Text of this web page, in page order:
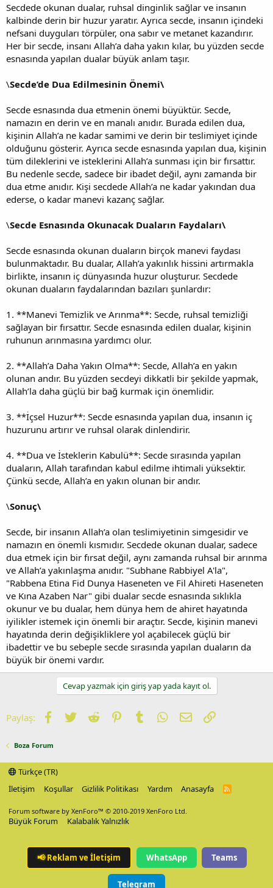
Secdede okunan dualar, ruhsal dinginlik sağlar ve insanın
kalbinde derin bir huzur yaratır. Ayrıca secde, insanın içindeki
nefsani duyguları törpüler, ona sabır ve metanet kazandırır.
Her bir secde, insanı Allah’a daha yakın kılar, bu yüzden secde
esnasında yapılan dualar büyük anlam taşır.
\Secde’de Dua Edilmesinin Önemi\
Secde esnasında dua etmenin önemi büyüktür. Secde,
namazın en derin ve en manalı anıdır. Burada edilen dua,
kişinin Allah’a ne kadar samimi ve derin bir teslimiyet içinde
olduğunu gösterir. Ayrıca secde esnasında yapılan dua, kişinin
tüm dileklerini ve isteklerini Allah’a sunması için bir fırsattır.
Bu nedenle secde, sadece bir ibadet değil, aynı zamanda bir
dua etme anıdır. Kişi secdede Allah’a ne kadar yakından dua
ederse, o kadar manevi kazanç sağlar.
\Secde Esnasında Okunacak Duaların Faydaları\
Secde esnasında okunan duaların birçok manevi faydası
bulunmaktadır. Bu dualar, Allah’a yakınlık hissini artırmakla
birlikte, insanın iç dünyasında huzur oluşturur. Secdede
okunan duaların faydalarından bazıları şunlardır:
1. **Manevi Temizlik ve Arınma**: Secde, ruhsal temizliği
sağlayan bir fırsattır. Secde esnasında edilen dualar, kişinin
ruhunun arınmasına yardımcı olur.
2. **Allah’a Daha Yakın Olma**: Secde, Allah’a en yakın
olunan andır. Bu yüzden secdeyi dikkatli bir şekilde yapmak,
Allah’la daha güçlü bir bağ kurmak için önemlidir.
3. **İçsel Huzur**: Secde esnasında yapılan dua, insanın iç
huzurunu artırır ve ruhsal olarak dinlendirir.
4. **Dua ve İsteklerin Kabulü**: Secde sırasında yapılan
duaların, Allah tarafından kabul edilme ihtimali yüksektir.
Çünkü secde, Allah’a en yakın olunan bir andır.
\Sonuç\
Secde, bir insanın Allah’a olan teslimiyetinin simgesidir ve
namazın en önemli kısmıdır. Secdede okunan dualar, sadece
dua etmek için bir fırsat değil, aynı zamanda ruhsal bir arınma
ve Allah’a yakınlaşma anıdır. "Subhane Rabbiyel A'la",
"Rabbena Etina Fid Dunya Haseneten ve Fil Ahireti Haseneten
ve Kına Azaben Nar" gibi dualar secde esnasında sıklıkla
okunur ve bu dualar, hem dünya hem de ahiret hayatında
iyilikler istemek için önemli bir araçtır. Secde, kişinin manevi
hayatında derin değişikliklere yol açabilecek güçlü bir
ibadettir ve bu sebeple secde sırasında yapılan duaların da
büyük bir önemi vardır.
Cevap yazmak için giriş yap yada kayıt ol.
Paylaş: Facebook
TwitterReddit PinterestTumblrWhatsApp
E-postaLink
Boza Forum
Türkçe (TR)
İletişim
Koşullar Gizlilik Politikası Yardım Anasayfa
R
Forum software by XenForo™ © 2010-2019 XenForo Ltd.
Büyük Forum Kalabalık Yalnızlık
📢Reklam ve İletişim WhatsApp Teams
Telegram